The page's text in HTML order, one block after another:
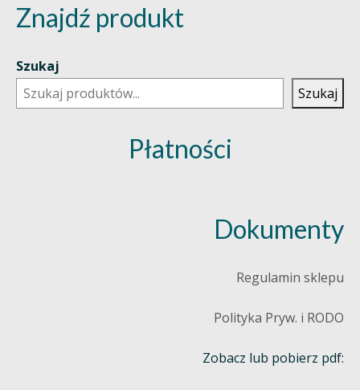
Znajdź produkt
Szukaj
Szukaj
Płatności
Dokumenty
Regulamin sklepu
Polityka Pryw. i RODO
Zobacz lub pobierz pdf: